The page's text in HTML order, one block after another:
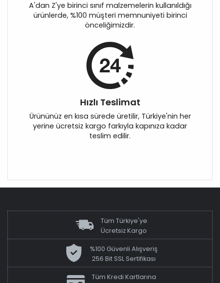
A'dan Z'ye birinci sınıf malzemelerin kullanıldığı
ürünlerde, %100 müşteri memnuniyeti birinci
önceliğimizdir.
Hızlı Teslimat
Ürününüz en kısa sürede üretilir, Türkiye'nin her
yerine ücretsiz kargo farkıyla kapınıza kadar
teslim edilir.
Tüm Türkiye'ye
Ücretsiz Kargo
%100 Güvenli Alışveriş
256 Bit SSL Sertifikası
Tüm Kredi Kartlarına